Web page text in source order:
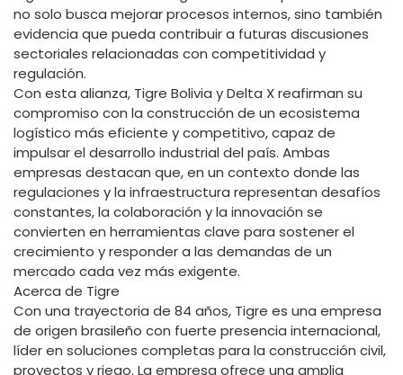
no solo busca mejorar procesos internos, sino también
evidencia que pueda contribuir a futuras discusiones
sectoriales relacionadas con competitividad y
regulación.
Con esta alianza, Tigre Bolivia y Delta X reafirman su
compromiso con la construcción de un ecosistema
logístico más eficiente y competitivo, capaz de
impulsar el desarrollo industrial del país. Ambas
empresas destacan que, en un contexto donde las
regulaciones y la infraestructura representan desafíos
constantes, la colaboración y la innovación se
convierten en herramientas clave para sostener el
crecimiento y responder a las demandas de un
mercado cada vez más exigente.
Acerca de Tigre
Con una trayectoria de 84 años, Tigre es una empresa
de origen brasileño con fuerte presencia internacional,
líder en soluciones completas para la construcción civil,
proyectos y riego. La empresa ofrece una amplia